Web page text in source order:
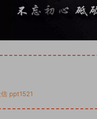
ppt1521